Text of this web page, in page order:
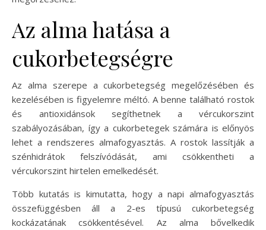
Az alma hatása a
cukorbetegségre
Az alma szerepe a cukorbetegség megelőzésében és
kezelésében is figyelemre méltó. A benne található rostok
és antioxidánsok segíthetnek a vércukorszint
szabályozásában, így a cukorbetegek számára is előnyös
lehet a rendszeres almafogyasztás. A rostok lassítják a
szénhidrátok felszívódását, ami csökkentheti a
vércukorszint hirtelen emelkedését.
Több kutatás is kimutatta, hogy a napi almafogyasztás
összefüggésben áll a 2-es típusú cukorbetegség
kockázatának csökkentésével. Az alma bővelkedik